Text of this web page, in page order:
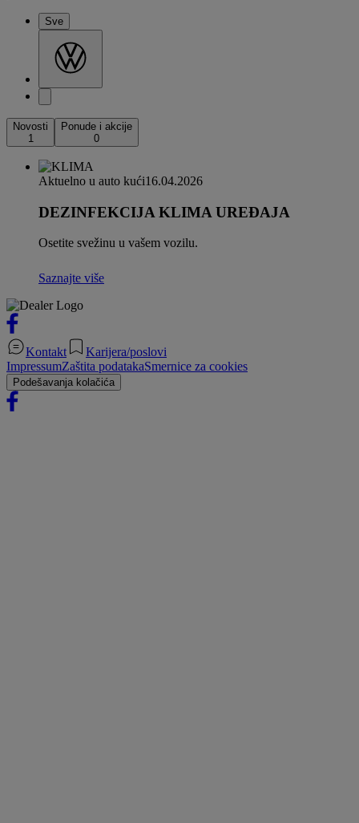
Sve
Novosti
1
Ponude i akcije
0
Aktuelno u auto kući16.04.2026
DEZINFEKCIJA KLIMA UREĐAJA
Osetite svežinu u vašem vozilu.
Saznajte više
Kontakt
Karijera/poslovi
ImpressumZaštita podatakaSmernice za cookies
Podešavanja kolačića